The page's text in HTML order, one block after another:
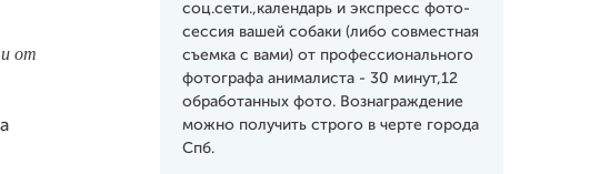
соц.сети.,календарь и экспресс фото-
сессия вашей собаки (либо совместная
съемка с вами) от профессионального
фотографа анималиста - 30 минут,12
обработанных фото. Вознаграждение
можно получить строго в черте города
Спб.
от